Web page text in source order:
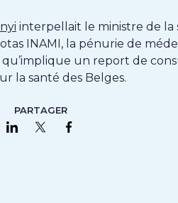
interpellait le ministre de la
INAMI, la pénurie de
un report de
la santé des Belges.
PARTAGER
Partager sur LinkedIn
Partager sur Twitter